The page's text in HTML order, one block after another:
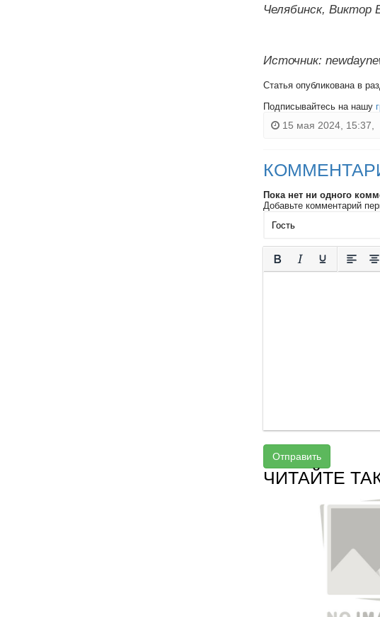
Челябинск, Виктор
Источник:
Статья опубликована в
Подписывайтесь на нашу
15 мая 2024, 15:37,
Пока нет ни одного
Добавьте комментарий
Отправить
ЧИТАЙТЕ